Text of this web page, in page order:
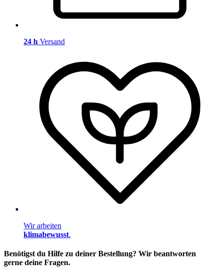
24 h Versand
Wir arbeiten
klimabewusst.
Benötigst du Hilfe zu deiner Bestellung? Wir beantworten
gerne deine Fragen.